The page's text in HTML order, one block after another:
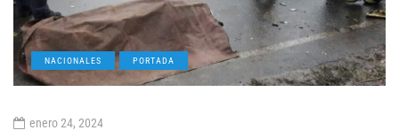
NACIONALES PORTADA
enero 24, 2024